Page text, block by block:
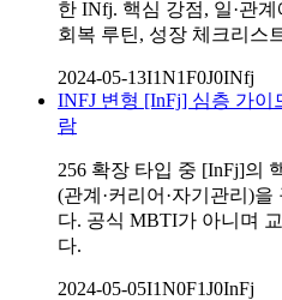
한 INfj. 핵심 강점, 일·관
회복 루틴, 성장 체크리스
2024-05-13I1N1F0J0INfj
INFJ 변형 [InFj] 심층 가
람
256 확장 타입 중 [InFj]의
(관계·커리어·자기관리)
다. 공식 MBTI가 아니며
다.
2024-05-05I1N0F1J0InFj